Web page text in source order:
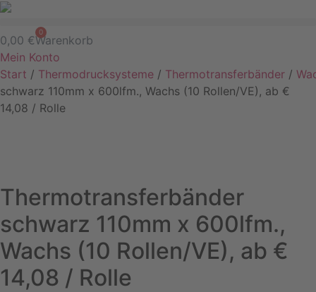
Zum
springen
0,00 €
0
Warenkorb
Mein Konto
Start / Thermodrucksysteme / Thermotransferbänder /
schwarz 110mm x 600lfm., Wachs (10 Rollen/VE), ab €
14,08 / Rolle
Thermotransferbänder
schwarz 110mm x 600lfm.,
Wachs (10 Rollen/VE), ab €
14,08 / Rolle